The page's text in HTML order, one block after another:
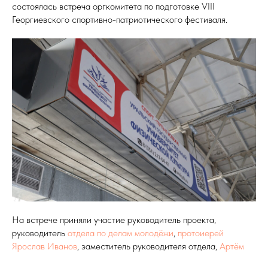
состоялась встреча оргкомитета по подготовке VIII
Георгиевского спортивно-патриотического фестиваля.
На встрече приняли участие руководитель проекта,
руководитель отдела по делам молодёжи, протоиерей
Ярослав Иванов, заместитель руководителя отдела, Артём